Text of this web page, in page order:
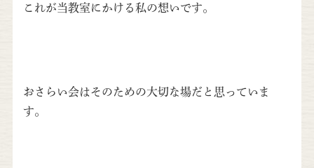
これが当教室にかける私の想いです。
おさらい会はそのための大切な場だと思っていま
す。